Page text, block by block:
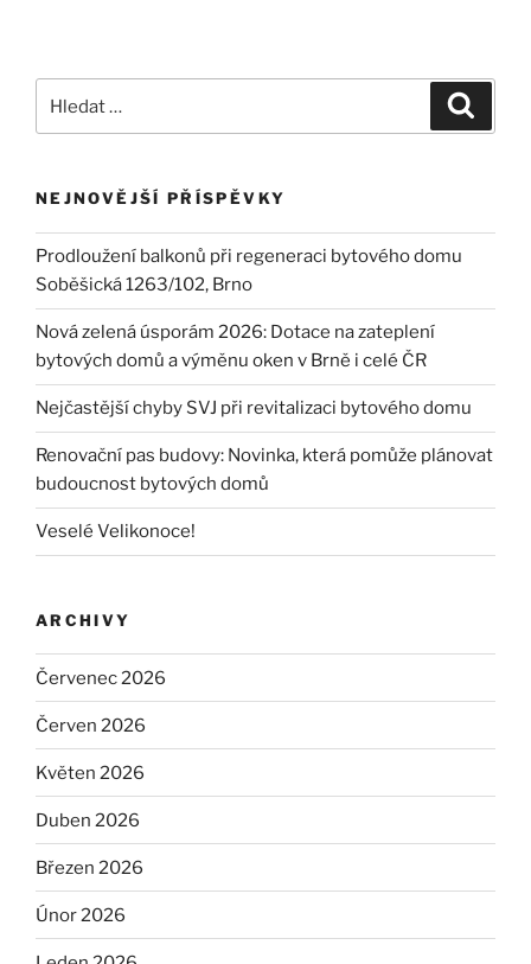
NEJNOVĚJŠÍ PŘÍSPĚVKY
Prodloužení balkonů při regeneraci bytového domu
Soběšická 1263/102, Brno
Nová zelená úsporám 2026: Dotace na zateplení
bytových domů a výměnu oken v Brně i celé ČR
Nejčastější chyby SVJ při revitalizaci bytového domu
Renovační pas budovy: Novinka, která pomůže plánovat
budoucnost bytových domů
Veselé Velikonoce!
ARCHIVY
Červenec 2026
Červen 2026
Květen 2026
Duben 2026
Březen 2026
Únor 2026